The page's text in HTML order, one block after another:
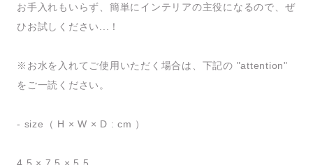
お手入れもいらず、簡単にインテリアの主役になるので、ぜ
ひお試しください...！
※お水を入れてご使用いただく場合は、下記の "attention"
をご一読ください。
- size（ H × W × D : cm ）
4.5 × 7.5 × 5.5